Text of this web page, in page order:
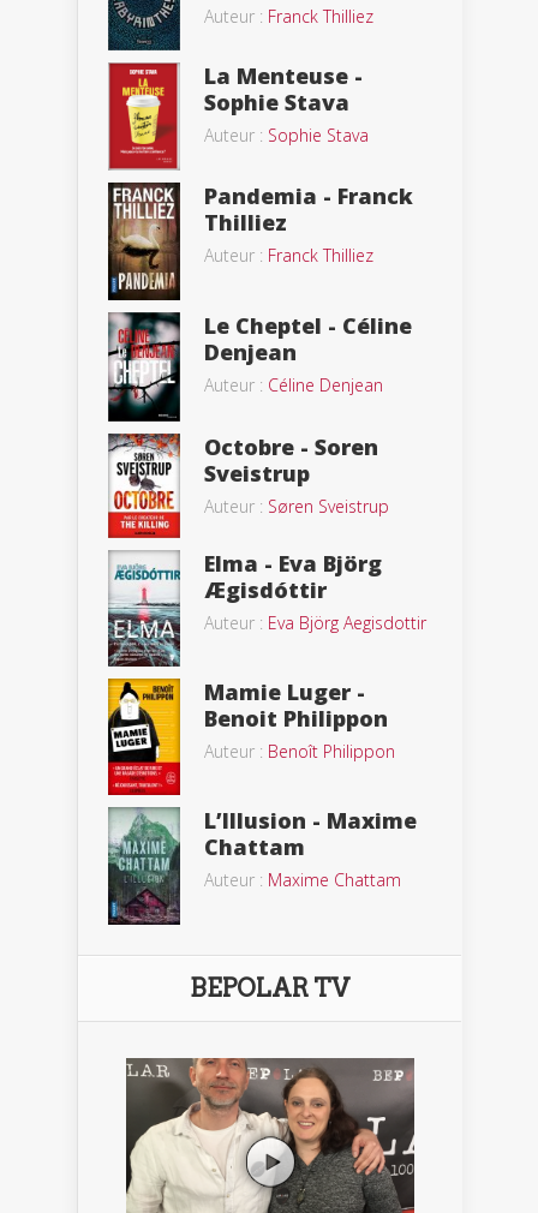
Auteur : Franck Thilliez
La Menteuse -
Sophie Stava
Auteur : Sophie Stava
Pandemia - Franck
Thilliez
Auteur : Franck Thilliez
Le Cheptel - Céline
Denjean
Auteur : Céline Denjean
Octobre - Soren
Sveistrup
Auteur : Søren Sveistrup
Elma - Eva Björg
Ægisdóttir
Auteur : Eva Björg Aegisdottir
Mamie Luger -
Benoit Philippon
Auteur : Benoît Philippon
L’Illusion - Maxime
Chattam
Auteur : Maxime Chattam
BEPOLAR TV